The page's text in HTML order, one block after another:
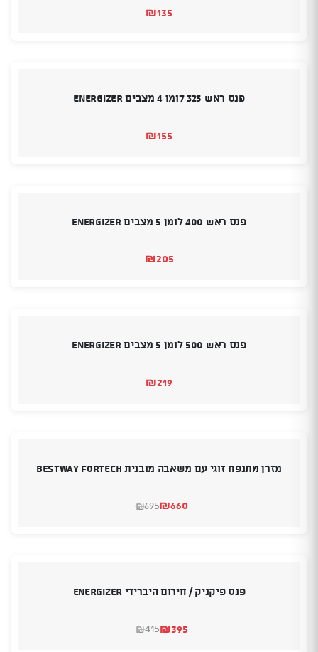
₪135
פנס ראש 325 לומן 4 מצבים Energizer
₪155
פנס ראש 400 לומן 5 מצבים Energizer
₪205
פנס ראש 500 לומן 5 מצבים Energizer
₪219
מזרן מתנפח זוגי עם משאבה מובנית BESTWAY FORTECH
₪695
המחיר₪660
המחיר
פנס פיקניק / חירום היברידי Energizer
₪415
המחיר₪395
המחיר